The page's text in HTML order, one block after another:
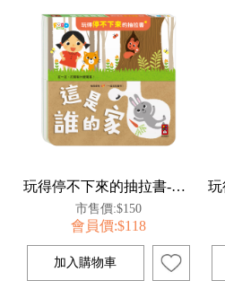
玩得停不下來的抽拉書-這是誰的家
市售價:$150
會員價:$118